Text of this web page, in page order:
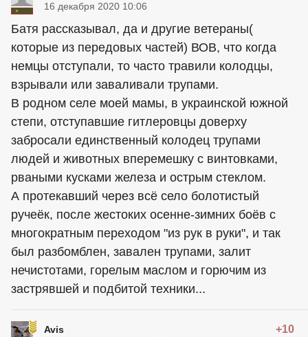
16 декабря 2020 10:06
Батя рассказывал, да и другие ветераны(
которые из передовых частей) ВОВ, что когда
немцы отступали, то часто травили колодцы,
взрывали или заваливали трупами.
В родном селе моей мамы, в украинской южной
степи, отступавшие гитлеровцы доверху
забросали единственный колодец трупами
людей и животных вперемешку с винтовками,
рваными кусками железа и острым стеклом.
А протекавший через всё село болотистый
ручеёк, после жестоких осенне-зимних боёв с
многократным переходом "из рук в руки", и так
был разбомблен, завален трупами, залит
нечистотами, горелым маслом и горючим из
застрявшей и подбитой техники...
Avis +10